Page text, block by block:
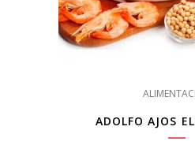
ADOLFO AJOS